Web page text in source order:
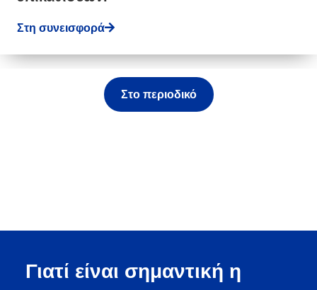
Στη συνεισφορά
Στο περιοδικό
Γιατί είναι σημαντική η